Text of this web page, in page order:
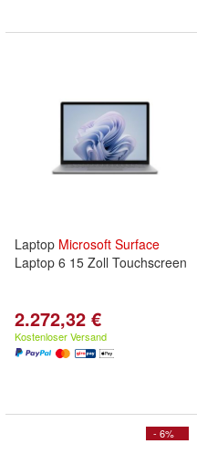
Laptop Microsoft Surface
Laptop 6 15 Zoll Touchscreen
2.272,32 €
Kostenloser Versand
- 6%